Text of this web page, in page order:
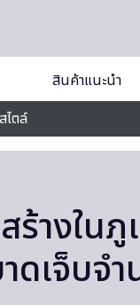
สินค้าแนะนำ
ไตล์
ร้างใน
ดเจ็บจ